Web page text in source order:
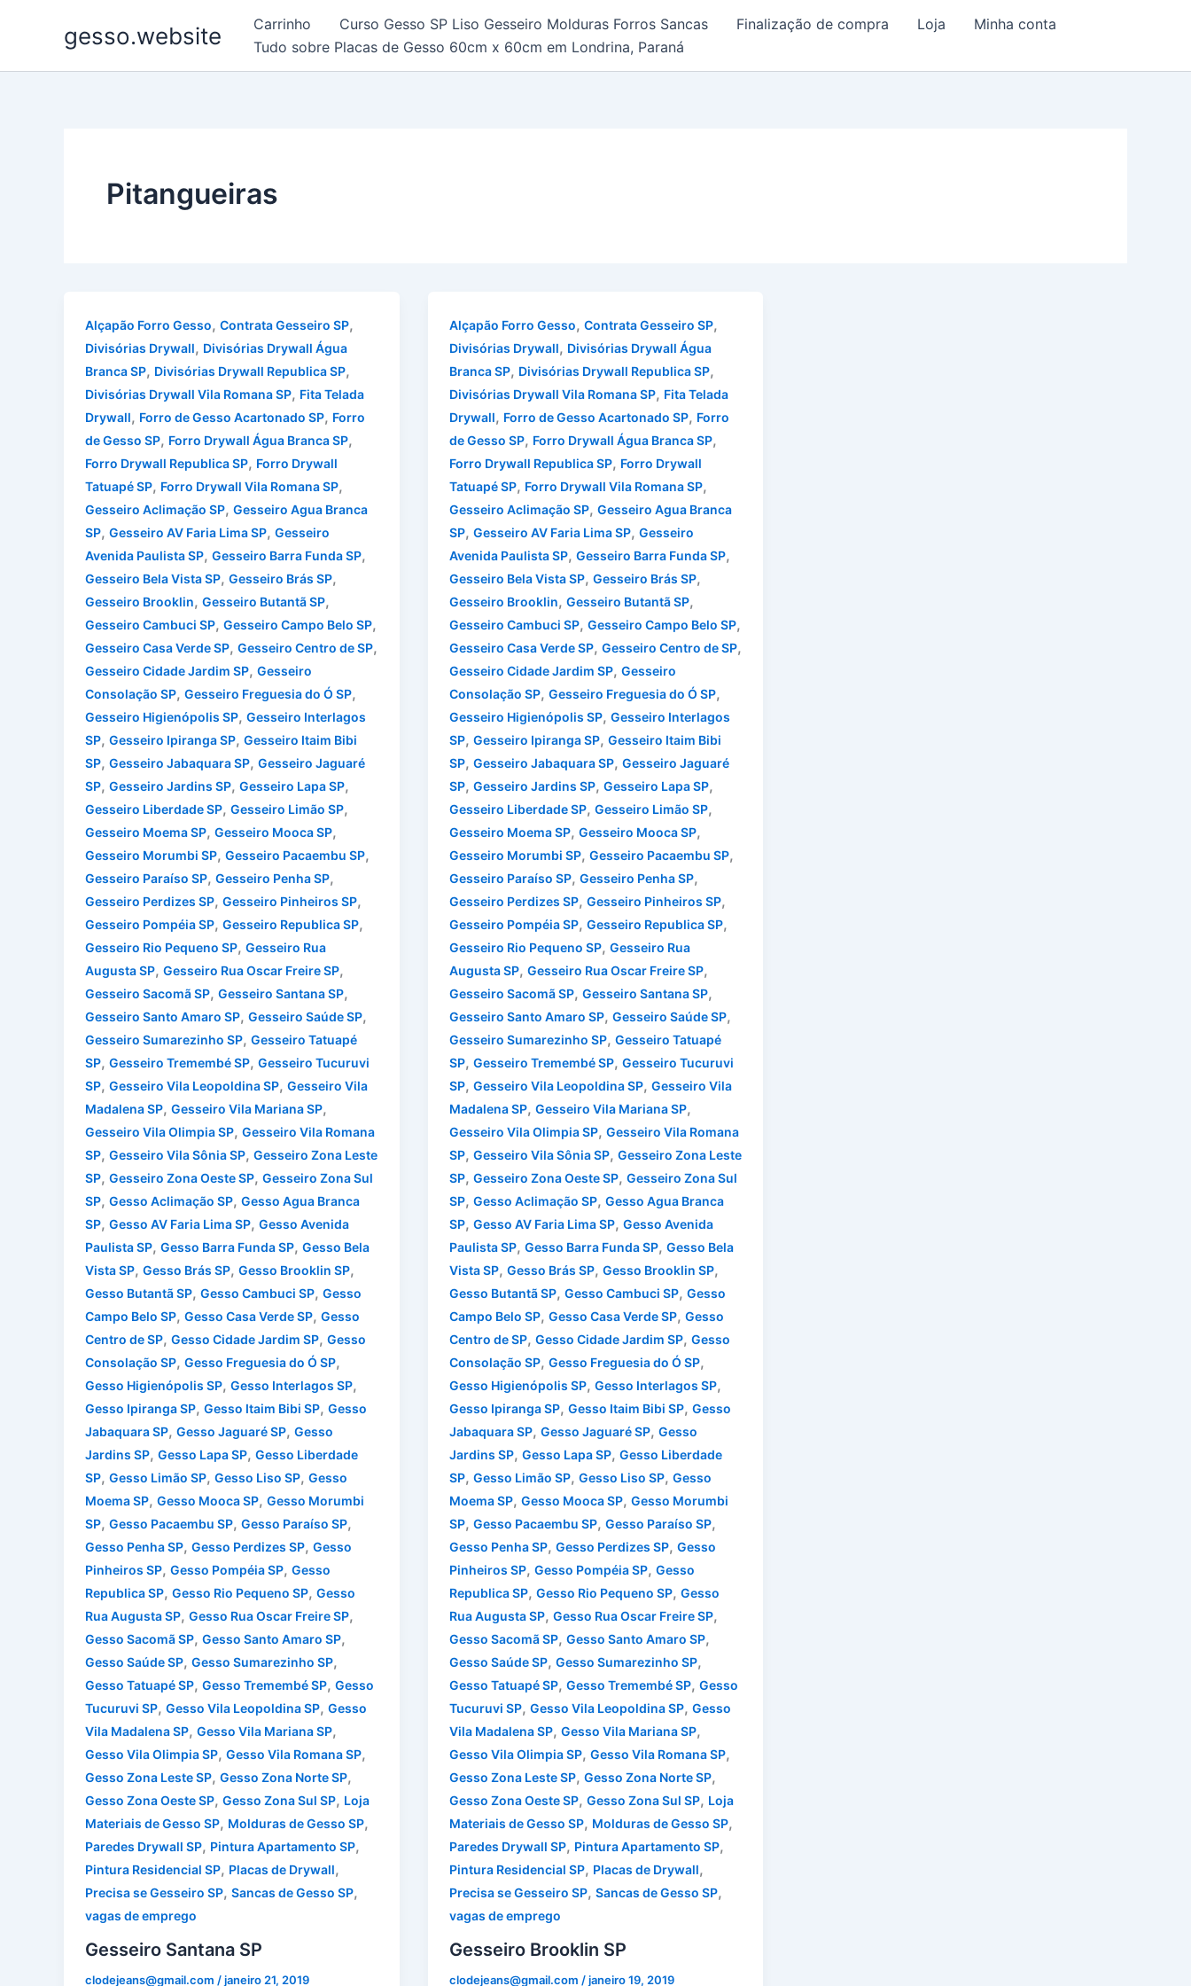
gesso.website Carrinho Curso Gesso SP Liso Gesseiro Molduras Forros Sancas Finalização de compra Loja
Minha conta
Tudo sobre Placas de Gesso 60cm x 60cm em Londrina, Paraná
Pitangueiras
Alçapão Forro Gesso, Contrata Gesseiro SP,
Divisórias Drywall, Divisórias Drywall Água
Branca SP, Divisórias Drywall Republica SP,
Divisórias Drywall Vila Romana SP, Fita Telada
Drywall, Forro de Gesso Acartonado SP, Forro
de Gesso SP, Forro Drywall Água Branca SP,
Forro Drywall Republica SP, Forro Drywall
Tatuapé SP, Forro Drywall Vila Romana SP,
Gesseiro Aclimação SP, Gesseiro Agua Branca
SP, Gesseiro AV Faria Lima SP, Gesseiro
Avenida Paulista SP, Gesseiro Barra Funda SP,
Gesseiro Bela Vista SP, Gesseiro Brás SP,
Gesseiro Brooklin, Gesseiro Butantã SP,
Gesseiro Cambuci SP, Gesseiro Campo Belo SP,
Gesseiro Casa Verde SP, Gesseiro Centro de SP,
Gesseiro Cidade Jardim SP, Gesseiro
Consolação SP, Gesseiro Freguesia do Ó SP,
Gesseiro Higienópolis SP, Gesseiro Interlagos
SP, Gesseiro Ipiranga SP, Gesseiro Itaim Bibi
SP, Gesseiro Jabaquara SP, Gesseiro Jaguaré
SP, Gesseiro Jardins SP, Gesseiro Lapa SP,
Gesseiro Liberdade SP, Gesseiro Limão SP,
Gesseiro Moema SP, Gesseiro Mooca SP,
Gesseiro Morumbi SP, Gesseiro Pacaembu SP,
Gesseiro Paraíso SP, Gesseiro Penha SP,
Gesseiro Perdizes SP, Gesseiro Pinheiros SP,
Gesseiro Pompéia SP, Gesseiro Republica SP,
Gesseiro Rio Pequeno SP, Gesseiro Rua
Augusta SP, Gesseiro Rua Oscar Freire SP,
Gesseiro Sacomã SP, Gesseiro Santana SP,
Gesseiro Santo Amaro SP, Gesseiro Saúde SP,
Gesseiro Sumarezinho SP, Gesseiro Tatuapé
SP, Gesseiro Tremembé SP, Gesseiro Tucuruvi
SP, Gesseiro Vila Leopoldina SP, Gesseiro Vila
Madalena SP, Gesseiro Vila Mariana SP,
Gesseiro Vila Olimpia SP, Gesseiro Vila Romana
SP, Gesseiro Vila Sônia SP, Gesseiro Zona Leste
SP, Gesseiro Zona Oeste SP, Gesseiro Zona Sul
SP, Gesso Aclimação SP, Gesso Agua Branca
SP, Gesso AV Faria Lima SP, Gesso Avenida
Paulista SP, Gesso Barra Funda SP, Gesso Bela
Vista SP, Gesso Brás SP, Gesso Brooklin SP,
Gesso Butantã SP, Gesso Cambuci SP, Gesso
Campo Belo SP, Gesso Casa Verde SP, Gesso
Centro de SP, Gesso Cidade Jardim SP, Gesso
Consolação SP, Gesso Freguesia do Ó SP,
Gesso Higienópolis SP, Gesso Interlagos SP,
Gesso Ipiranga SP, Gesso Itaim Bibi SP, Gesso
Jabaquara SP, Gesso Jaguaré SP, Gesso
Jardins SP, Gesso Lapa SP, Gesso Liberdade
SP, Gesso Limão SP, Gesso Liso SP, Gesso
Moema SP, Gesso Mooca SP, Gesso Morumbi
SP, Gesso Pacaembu SP, Gesso Paraíso SP,
Gesso Penha SP, Gesso Perdizes SP, Gesso
Pinheiros SP, Gesso Pompéia SP, Gesso
Republica SP, Gesso Rio Pequeno SP, Gesso
Rua Augusta SP, Gesso Rua Oscar Freire SP,
Gesso Sacomã SP, Gesso Santo Amaro SP,
Gesso Saúde SP, Gesso Sumarezinho SP,
Gesso Tatuapé SP, Gesso Tremembé SP, Gesso
Tucuruvi SP, Gesso Vila Leopoldina SP, Gesso
Vila Madalena SP, Gesso Vila Mariana SP,
Gesso Vila Olimpia SP, Gesso Vila Romana SP,
Gesso Zona Leste SP, Gesso Zona Norte SP,
Gesso Zona Oeste SP, Gesso Zona Sul SP, Loja
Materiais de Gesso SP, Molduras de Gesso SP,
Paredes Drywall SP, Pintura Apartamento SP,
Pintura Residencial SP, Placas de Drywall,
Precisa se Gesseiro SP, Sancas de Gesso SP,
vagas de emprego
Gesseiro Santana SP
clodejeans@gmail.com /janeiro 21, 2019
Alçapão Forro Gesso, Contrata Gesseiro SP,
Divisórias Drywall, Divisórias Drywall Água
Branca SP, Divisórias Drywall Republica SP,
Divisórias Drywall Vila Romana SP, Fita Telada
Drywall, Forro de Gesso Acartonado SP, Forro
de Gesso SP, Forro Drywall Água Branca SP,
Forro Drywall Republica SP, Forro Drywall
Tatuapé SP, Forro Drywall Vila Romana SP,
Gesseiro Aclimação SP, Gesseiro Agua Branca
SP, Gesseiro AV Faria Lima SP, Gesseiro
Avenida Paulista SP, Gesseiro Barra Funda SP,
Gesseiro Bela Vista SP, Gesseiro Brás SP,
Gesseiro Brooklin, Gesseiro Butantã SP,
Gesseiro Cambuci SP, Gesseiro Campo Belo SP,
Gesseiro Casa Verde SP, Gesseiro Centro de SP,
Gesseiro Cidade Jardim SP, Gesseiro
Consolação SP, Gesseiro Freguesia do Ó SP,
Gesseiro Higienópolis SP, Gesseiro Interlagos
SP, Gesseiro Ipiranga SP, Gesseiro Itaim Bibi
SP, Gesseiro Jabaquara SP, Gesseiro Jaguaré
SP, Gesseiro Jardins SP, Gesseiro Lapa SP,
Gesseiro Liberdade SP, Gesseiro Limão SP,
Gesseiro Moema SP, Gesseiro Mooca SP,
Gesseiro Morumbi SP, Gesseiro Pacaembu SP,
Gesseiro Paraíso SP, Gesseiro Penha SP,
Gesseiro Perdizes SP, Gesseiro Pinheiros SP,
Gesseiro Pompéia SP, Gesseiro Republica SP,
Gesseiro Rio Pequeno SP, Gesseiro Rua
Augusta SP, Gesseiro Rua Oscar Freire SP,
Gesseiro Sacomã SP, Gesseiro Santana SP,
Gesseiro Santo Amaro SP, Gesseiro Saúde SP,
Gesseiro Sumarezinho SP, Gesseiro Tatuapé
SP, Gesseiro Tremembé SP, Gesseiro Tucuruvi
SP, Gesseiro Vila Leopoldina SP, Gesseiro Vila
Madalena SP, Gesseiro Vila Mariana SP,
Gesseiro Vila Olimpia SP, Gesseiro Vila Romana
SP, Gesseiro Vila Sônia SP, Gesseiro Zona Leste
SP, Gesseiro Zona Oeste SP, Gesseiro Zona Sul
SP, Gesso Aclimação SP, Gesso Agua Branca
SP, Gesso AV Faria Lima SP, Gesso Avenida
Paulista SP, Gesso Barra Funda SP, Gesso Bela
Vista SP, Gesso Brás SP, Gesso Brooklin SP,
Gesso Butantã SP, Gesso Cambuci SP, Gesso
Campo Belo SP, Gesso Casa Verde SP, Gesso
Centro de SP, Gesso Cidade Jardim SP, Gesso
Consolação SP, Gesso Freguesia do Ó SP,
Gesso Higienópolis SP, Gesso Interlagos SP,
Gesso Ipiranga SP, Gesso Itaim Bibi SP, Gesso
Jabaquara SP, Gesso Jaguaré SP, Gesso
Jardins SP, Gesso Lapa SP, Gesso Liberdade
SP, Gesso Limão SP, Gesso Liso SP, Gesso
Moema SP, Gesso Mooca SP, Gesso Morumbi
SP, Gesso Pacaembu SP, Gesso Paraíso SP,
Gesso Penha SP, Gesso Perdizes SP, Gesso
Pinheiros SP, Gesso Pompéia SP, Gesso
Republica SP, Gesso Rio Pequeno SP, Gesso
Rua Augusta SP, Gesso Rua Oscar Freire SP,
Gesso Sacomã SP, Gesso Santo Amaro SP,
Gesso Saúde SP, Gesso Sumarezinho SP,
Gesso Tatuapé SP, Gesso Tremembé SP, Gesso
Tucuruvi SP, Gesso Vila Leopoldina SP, Gesso
Vila Madalena SP, Gesso Vila Mariana SP,
Gesso Vila Olimpia SP, Gesso Vila Romana SP,
Gesso Zona Leste SP, Gesso Zona Norte SP,
Gesso Zona Oeste SP, Gesso Zona Sul SP, Loja
Materiais de Gesso SP, Molduras de Gesso SP,
Paredes Drywall SP, Pintura Apartamento SP,
Pintura Residencial SP, Placas de Drywall,
Precisa se Gesseiro SP, Sancas de Gesso SP,
vagas de emprego
Gesseiro Brooklin SP
clodejeans@gmail.com /janeiro 19, 2019